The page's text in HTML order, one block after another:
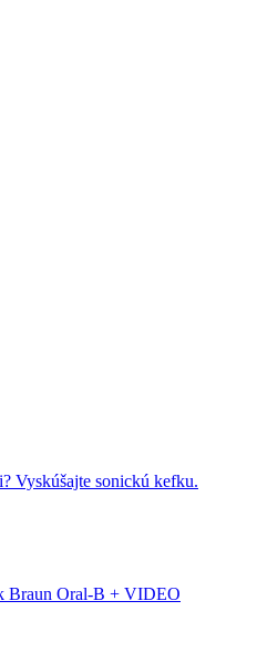
Vyskúšajte sonickú kefku.
Braun Oral-B + VIDEO